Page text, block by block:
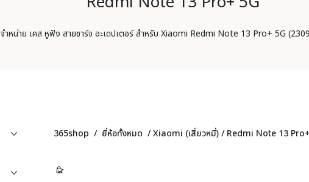
จำหน่าย เคส หูฟัง สายชาร์จ อะเดปเตอร์ สำหรับ Xiaomi Redmi Note 13 Pro+ 5G
365shop / ยี่ห้อทั้งหมด /Xiaomi (เสี่ยวหมี่)/ Redmi Note 13